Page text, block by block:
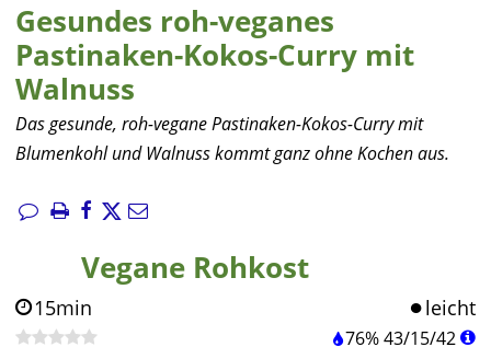
Gesundes roh-veganes
Pastinaken-Kokos-Curry mit
Walnuss
Das gesunde, roh-vegane Pastinaken-Kokos-Curry mit
Blumenkohl und Walnuss kommt ganz ohne Kochen aus.
Vegane Rohkost
15min leicht
76%43/15/42